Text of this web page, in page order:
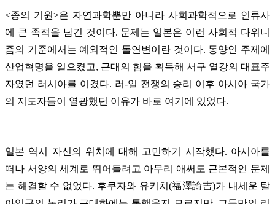
<종의 기원>은 자연과학뿐만 아니라 사회과학적으로 인류사
에 큰 족적을 남긴 것이다. 문제는 일본은 이런 사회적 다위니
즘의 기준에서는 예외적인 돌연변이란 것이다. 동양인 주제에
산업혁명을 일으켰고, 근대의 힘을 획득해 서구 열강의 대표주
자였던 러시아를 이겼다. 러-일 전쟁의 승리 이후 아시아 국가
의 지도자들이 열광했던 이유가 바로 여기에 있었다.
일본 역시 자신의 위치에 대해 고민하기 시작했다. 아시아를
떠나 서양의 세계로 뛰어들려고 아무리 애써도 근본적인 문제
는 해결할 수 없었다. 후쿠자와 유키치(福澤諭吉)가 내세운 탈